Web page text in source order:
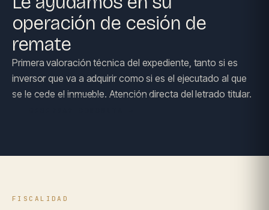
operación de cesión de
remate
Primera valoración técnica del expediente, tanto si es
inversor que va a adquirir como si es el ejecutado al que
se le cede el inmueble. Atención directa del letrado titular.
FISCALIDAD